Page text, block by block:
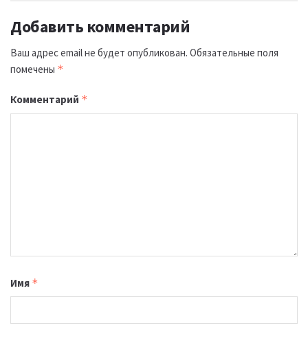
Добавить комментарий
Ваш адрес email не будет опубликован. Обязательные поля
помечены *
Комментарий *
Имя *